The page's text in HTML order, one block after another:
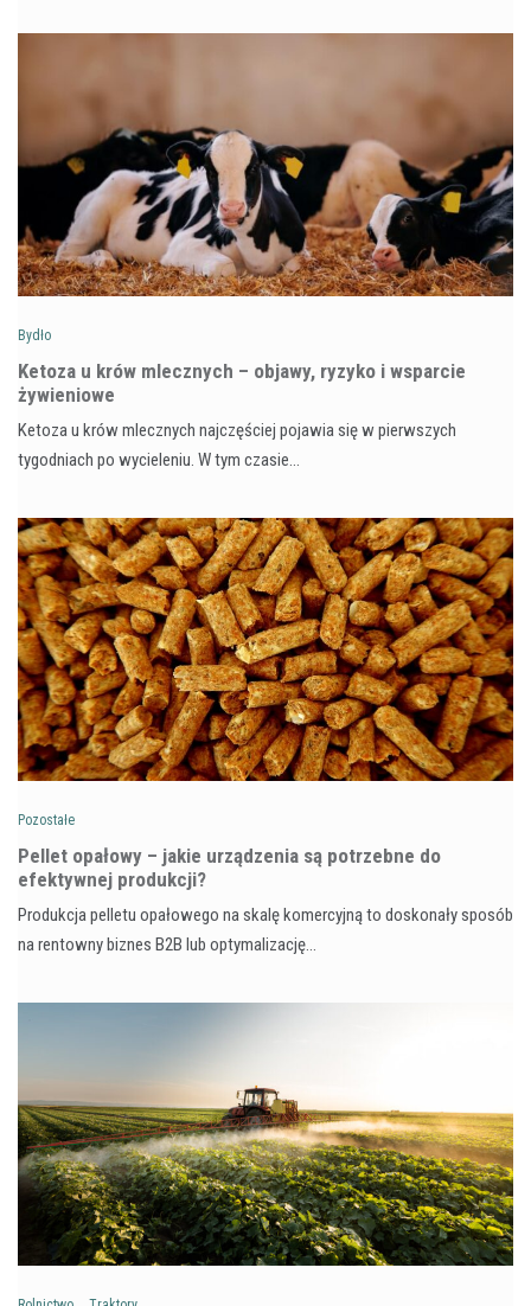
Bydło
Ketoza u krów mlecznych – objawy, ryzyko i wsparcie
żywieniowe
Ketoza u krów mlecznych najczęściej pojawia się w pierwszych
tygodniach po wycieleniu. W tym czasie…
Pozostałe
Pellet opałowy – jakie urządzenia są potrzebne do
efektywnej produkcji?
Produkcja pelletu opałowego na skalę komercyjną to doskonały sposób
na rentowny biznes B2B lub optymalizację…